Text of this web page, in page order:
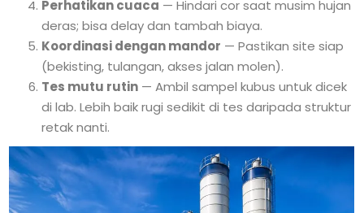
Perhatikan cuaca — Hindari cor saat musim hujan
deras; bisa delay dan tambah biaya.
Koordinasi dengan mandor — Pastikan site siap
(bekisting, tulangan, akses jalan molen).
Tes mutu rutin— Ambil sampel kubus untuk dicek
di lab. Lebih baik rugi sedikit di tes daripada struktur
retak nanti.